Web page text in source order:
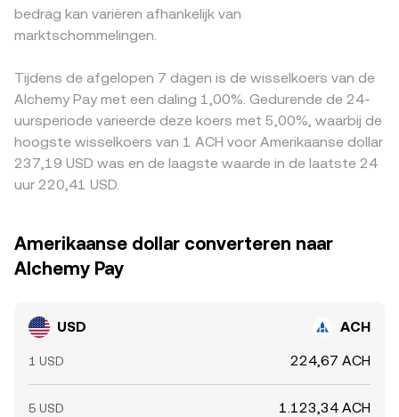
futures-funding rates genoteerd in USD, opties-
expiraties, en grote stromen van ‘whales’ die USD naar
tijdelijk uit balans brengen en de USD/ACH conversion rate
bewegen.
zijde als USD-proxy en kan de poolprijs, via arbitrage en
routering, doorwerken in de uiteindelijk gequote USD/ACH
ten opzichte van USD noteert, werkt die ‘basis’ door in de
gequote USD/ACH-prijs via omrekenroutes.
verkopen waar het duurder is, wat de prijzen doorgaans
naar elkaar toe trekt, maar het proces is niet perfect en
kan bij volatiliteit, ondiepe liquiditeit of trage fiat-rails
tijdelijk achterlopen.
bedrag kan variëren afhankelijk van
marktschommelingen.
Tijdens de afgelopen 7 dagen is de wisselkoers van de
Alchemy Pay met een daling 1,00%. Gedurende de 24-
uursperiode varieerde deze koers met 5,00%, waarbij de
hoogste wisselkoers van 1 ACH voor Amerikaanse dollar
237,19 USD was en de laagste waarde in de laatste 24
uur 220,41 USD.
Amerikaanse dollar converteren naar
Alchemy Pay
USD ACH
1 USD 224,67 ACH
5 USD 1.123,34 ACH